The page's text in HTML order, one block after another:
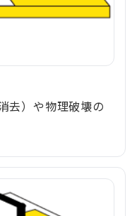
去）や物理破壊の